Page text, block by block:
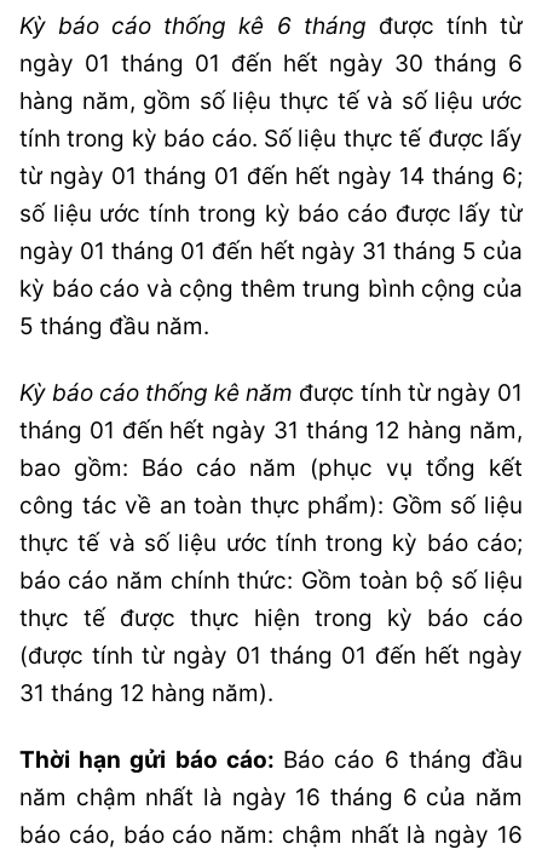
Kỳ báo cáo thống kê 6 tháng được tính từ
ngày 01 tháng 01 đến hết ngày 30 tháng 6
hàng năm, gồm số liệu thực tế và số liệu ước
tính trong kỳ báo cáo. Số liệu thực tế được lấy
từ ngày 01 tháng 01 đến hết ngày 14 tháng 6;
số liệu ước tính trong kỳ báo cáo được lấy từ
ngày 01 tháng 01 đến hết ngày 31 tháng 5 của
kỳ báo cáo và cộng thêm trung bình cộng của
5 tháng đầu năm.
Kỳ báo cáo thống kê năm được tính từ ngày 01
tháng 01 đến hết ngày 31 tháng 12 hàng năm,
bao gồm: Báo cáo năm (phục vụ tổng kết
công tác về an toàn thực phẩm): Gồm số liệu
thực tế và số liệu ước tính trong kỳ báo cáo;
báo cáo năm chính thức: Gồm toàn bộ số liệu
thực tế được thực hiện trong kỳ báo cáo
(được tính từ ngày 01 tháng 01 đến hết ngày
31 tháng 12 hàng năm).
Thời hạn gửi báo cáo: Báo cáo 6 tháng đầu
năm chậm nhất là ngày 16 tháng 6 của năm
báo cáo, báo cáo năm: chậm nhất là ngày 16